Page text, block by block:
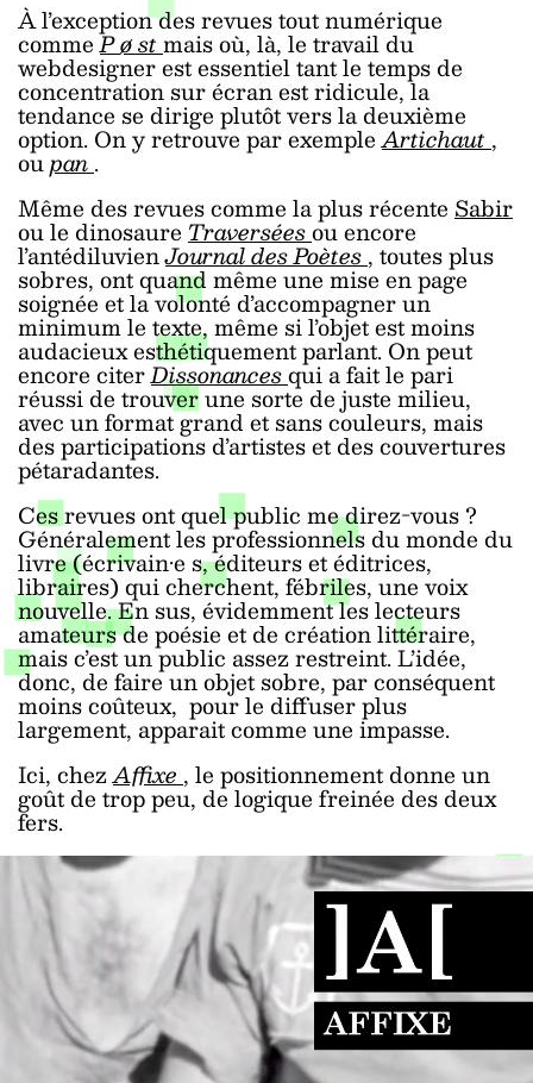
À l’exception des revues tout numérique
commePøstmais où, là, le travail du
webdesigner est essentiel tant le temps de
concentration sur écran est ridicule, la
tendance se dirige plutôt vers la deuxième
option. On y retrouve par exempleArtichaut ,
oupan.
Même des revues comme la plus récente Sabir
ou le dinosaure Traverséesou encore
l’antédiluvienJournal des Poètes, toutes plus
sobres, ont quand même une mise en page
soignée et la volonté d’accompagner un
minimum le texte, même si l’objet est moins
audacieux esthétiquement parlant. On peut
encore citerDissonancesqui a fait le pari
réussi de trouver une sorte de juste milieu,
avec un format grand et sans couleurs, mais
des participations d’artistes et des couvertures
pétaradantes.
Ces revues ont quel public me direz-vous ?
Généralement les professionnels du monde du
livre (écrivain·e s, éditeurs et éditrices,
libraires) qui cherchent, fébriles, une voix
nouvelle. En sus, évidemment les lecteurs
amateurs de poésie et de création littéraire,
mais c’est un public assez restreint. L’idée,
donc, de faire un objet sobre, par conséquent
moins coûteux, pour le diffuser plus
largement, apparait comme une impasse.
Ici, chezAffixe , le positionnement donne un
goût de trop peu, de logique freinée des deux
fers.